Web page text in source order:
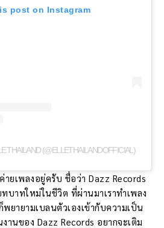
post on Instagram
THAILAND (@ELLETHAILANDOFFICIAL)
ายเพลงอยู่ครับ ชื่อว่า Dazz Records
าทใหม่ในชีวิต ที่ผ่านมาเราทำเพลง
ยายามเบลนตัวเองเข้ากับความเป็น
านของ Dazz Records อยากจะเติม